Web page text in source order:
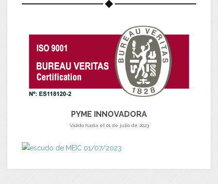
PYME INNOVADORA
Válido hasta el 01 de julio de 2023